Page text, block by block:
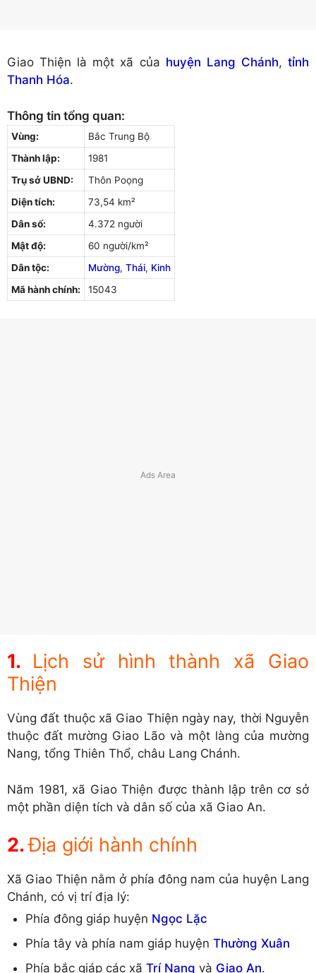
Giao Thiện là một xã của huyện Lang Chánh,tỉnh
Thanh Hóa.
Thông tin tổng quan:
Vùng:
Bắc Trung Bộ
Thành lập:
1981
Trụ sở UBND:
Thôn Poọng
Diện tích:
73,54 km²
Dân số:
4.372 người
Mật độ:
60 người/km²
Dân tộc:
Mường, Thái, Kinh
Mã hành chính:
15043
Lịch sử hình thành xã Giao
Thiện
Vùng đất thuộc xã Giao Thiện ngày nay, thời Nguyễn
thuộc đất mường Giao Lão và một làng của mường
Nang, tổng Thiên Thổ, châu Lang Chánh.
Năm 1981, xã Giao Thiện được thành lập trên cơ sở
một phần diện tích và dân số của xã Giao An.
Địa giới hành chính
Xã Giao Thiện nằm ở phía đông nam của huyện Lang
Chánh, có vị trí địa lý:
Phía đông giáp huyện Ngọc Lặc
Phía tây và phía nam giáp huyện Thường Xuân
Phía bắc giáp các xã Trí Nang và Giao An.